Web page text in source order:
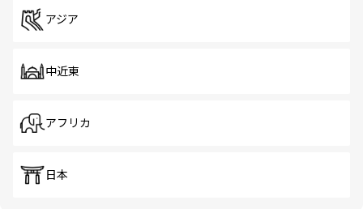
アジア
中近東
アフリカ
日本